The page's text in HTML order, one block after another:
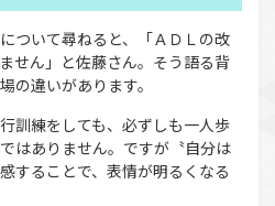
ついて尋ねると、「ＡＤＬの改
せん」と佐藤さん。そう語る背
の違いがあります。
訓練をしても、必ずしも一人歩
はありません。ですが〝自分は
することで、表情が明るくなる